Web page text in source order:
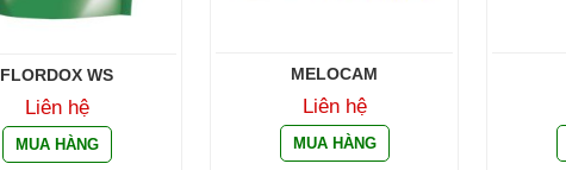
FLORDOX WS
Liên hệ
MELOCAM
Liên hệ